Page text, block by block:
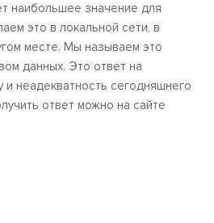
наибольшее значение для
это в локальной сети, в
месте. Мы называем это
данных. Это ответ на
и неадекватность сегодняшнего
ответ можно на сайте